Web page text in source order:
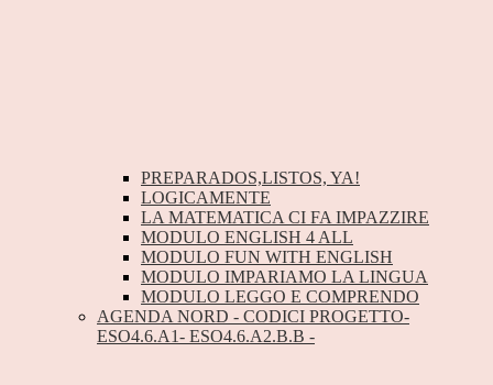
PREPARADOS,LISTOS, YA!
LOGICAMENTE
LA MATEMATICA CI FA IMPAZZIRE
MODULO ENGLISH 4 ALL
MODULO FUN WITH ENGLISH
MODULO IMPARIAMO LA LINGUA
MODULO LEGGO E COMPRENDO
AGENDA NORD - CODICI PROGETTO-
ESO4.6.A1- ESO4.6.A2.B.B -